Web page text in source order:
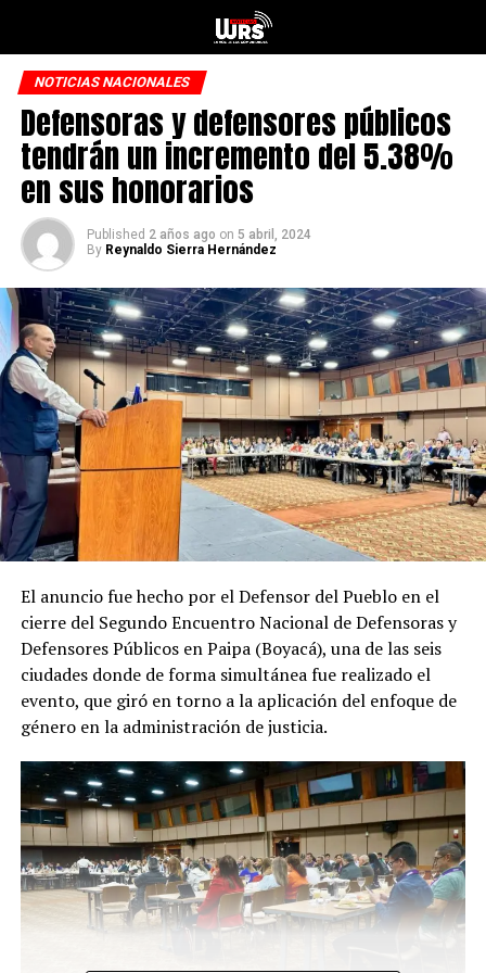
NOTICIAS NACIONALES
Defensoras y defensores públicos
tendrán un incremento del 5.38%
en sus honorarios
Published 2 años ago on 5 abril, 2024
By Reynaldo Sierra Hernández
El anuncio fue hecho por el Defensor del Pueblo en el
cierre del Segundo Encuentro Nacional de Defensoras y
Defensores Públicos en Paipa (Boyacá), una de las seis
ciudades donde de forma simultánea fue realizado el
evento, que giró en torno a la aplicación del enfoque de
género en la administración de justicia.